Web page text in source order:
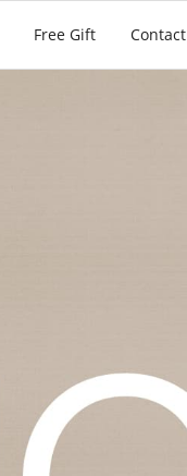
Free Gift Contact